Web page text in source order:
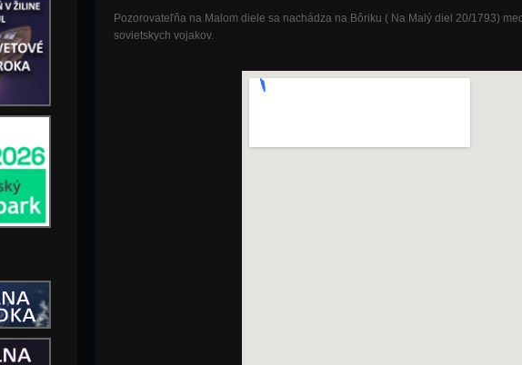
Pozorovateľňa na Malom diele sa nachádza na Bôriku ( Na Malý diel 20/1793)
sovietskych vojakov.